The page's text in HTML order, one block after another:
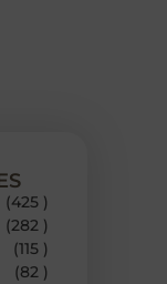
(425 )
(282 )
(115 )
(82 )